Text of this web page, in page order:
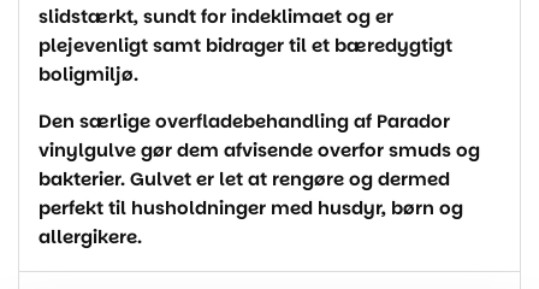
slidstærkt, sundt for indeklimaet og er
plejevenligt samt bidrager til et bæredygtigt
boligmiljø.
Den særlige overfladebehandling af Parador
vinylgulve gør dem afvisende overfor smuds og
bakterier. Gulvet er let at rengøre og dermed
perfekt til husholdninger med husdyr, børn og
allergikere.